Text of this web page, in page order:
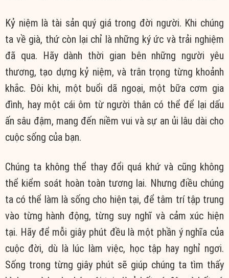
Kỷ niệm là tài sản quý giá trong đời người. Khi chúng
ta về già, thứ còn lại chỉ là những ký ức và trải nghiệm
đã qua. Hãy dành thời gian bên những người yêu
thương, tạo dựng kỷ niệm, và trân trọng từng khoảnh
khắc. Đôi khi, một buổi dã ngoại, một bữa cơm gia
đình, hay một cái ôm từ người thân có thể để lại dấu
ấn sâu đậm, mang đến niềm vui và sự an ủi lâu dài cho
cuộc sống của bạn.
Chúng ta không thể thay đổi quá khứ và cũng không
thể kiểm soát hoàn toàn tương lai. Nhưng điều chúng
ta có thể làm là sống cho hiện tại, để tâm trí tập trung
vào từng hành động, từng suy nghĩ và cảm xúc hiện
tại. Hãy để mỗi giây phút đều là một phần ý nghĩa của
cuộc đời, dù là lúc làm việc, học tập hay nghỉ ngơi.
Sống trong từng giây phút sẽ giúp chúng ta tìm thấy